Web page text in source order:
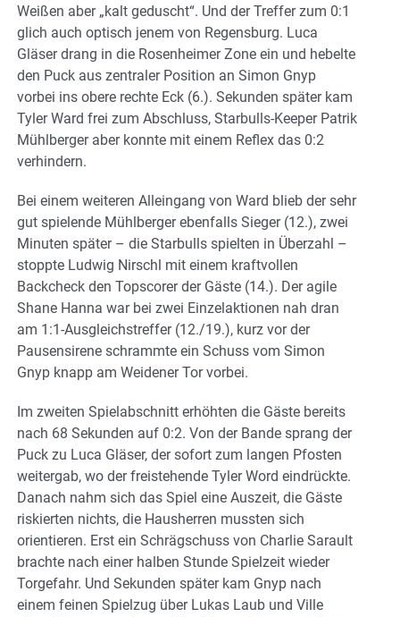
Weißen aber „kalt geduscht“. Und der Treffer zum 0:1
glich auch optisch jenem von Regensburg. Luca
Gläser drang in die Rosenheimer Zone ein und hebelte
den Puck aus zentraler Position an Simon Gnyp
vorbei ins obere rechte Eck (6.). Sekunden später kam
Tyler Ward frei zum Abschluss, Starbulls-Keeper Patrik
Mühlberger aber konnte mit einem Reflex das 0:2
verhindern.
Bei einem weiteren Alleingang von Ward blieb der sehr
gut spielende Mühlberger ebenfalls Sieger (12.), zwei
Minuten später – die Starbulls spielten in Überzahl –
stoppte Ludwig Nirschl mit einem kraftvollen
Backcheck den Topscorer der Gäste (14.). Der agile
Shane Hanna war bei zwei Einzelaktionen nah dran
am 1:1-Ausgleichstreffer (12./19.), kurz vor der
Pausensirene schrammte ein Schuss vom Simon
Gnyp knapp am Weidener Tor vorbei.
Im zweiten Spielabschnitt erhöhten die Gäste bereits
nach 68 Sekunden auf 0:2. Von der Bande sprang der
Puck zu Luca Gläser, der sofort zum langen Pfosten
weitergab, wo der freistehende Tyler Word eindrückte.
Danach nahm sich das Spiel eine Auszeit, die Gäste
riskierten nichts, die Hausherren mussten sich
orientieren. Erst ein Schrägschuss von Charlie Sarault
brachte nach einer halben Stunde Spielzeit wieder
Torgefahr. Und Sekunden später kam Gnyp nach
einem feinen Spielzug über Lukas Laub und Ville